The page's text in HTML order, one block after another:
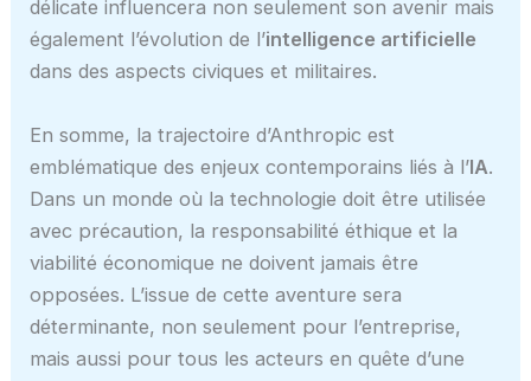
délicate influencera non seulement son avenir mais
également l’évolution de l’intelligence artificielle
dans des aspects civiques et militaires.
En somme, la trajectoire d’Anthropic est
emblématique des enjeux contemporains liés à l’IA.
Dans un monde où la technologie doit être utilisée
avec précaution, la responsabilité éthique et la
viabilité économique ne doivent jamais être
opposées. L’issue de cette aventure sera
déterminante, non seulement pour l’entreprise,
mais aussi pour tous les acteurs en quête d’une